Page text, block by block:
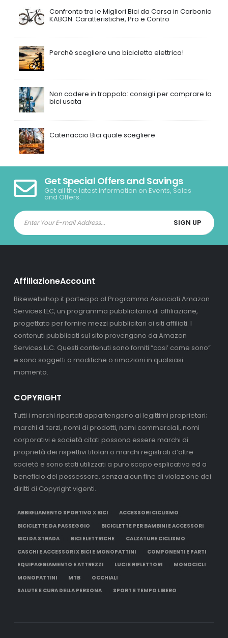
Confronto tra le Migliori Bici da Corsa in Carbonio
KABON: Caratteristiche, Pro e Contro
Perchè scegliere una bicicletta elettrica!
Non cadere in trappola: consigli per comprare la
bici usata
Catenaccio Bici quale scegliere
Get Special Offers and Savings
Get all the latest information on Events, Sales
and Offers.
AffiliazioneAccount
Bikewebshop.it partecipa al Programma Associati Amazon
Services LLC, un programma pubblicitario di affiliazione,
progettato per fornire mezzi pubblicitari ai siti affiliati. I
contenuti pubblicati sul sito provengono da Amazon
Services LLC. Questi contenuti sono forniti “cosi’ come sono”
e sono soggetti a modifiche o rimozioni in qualsiasi
momento.
COPYRIGHT
Tutti i marchi riportati appartengono ai legittimi proprietari;
marchi di terzi, nomi di prodotti, nomi commerciali, nomi
corporativi e società citati possono essere marchi di
proprietà dei rispettivi titolari o marchi registrati d’altre
società e sono stati utilizzati a puro scopo esplicativo ed a
beneficio del possessore, senza alcun fine di violazione dei
diritti di Copyright vigenti.
ABBIGLIAMENTO SPORTIVO X BICI
ACCESSORI CICLISMO
BICICLETTE DA PASSEGGIO
BICICLETTE PER BAMBINI E ACCESSORI
BICI DA STRADA
BICI ELETTRICHE
CALZATURE CICLISMO
CASCHI E ACCESSORI X BICI E MONOPATTINI
COMPONENTI E PARTI
EQUIPAGGIAMENTO E ATTREZZI
LUCI E RIFLETTORI
MONOCICLI
MONOPATTINI
MTB
OCCHIALI
SALUTE E CURA DELLA PERSONA
SPORT E TEMPO LIBERO